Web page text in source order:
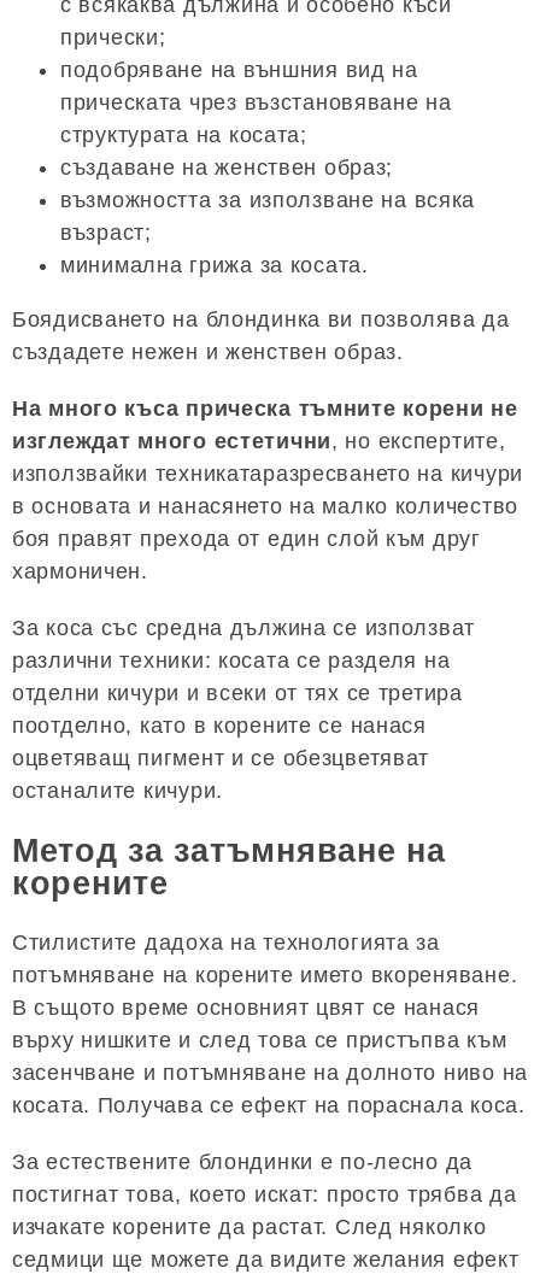
с всякаква дължина и особено къси
прически;
подобряване на външния вид на
прическата чрез възстановяване на
структурата на косата;
създаване на женствен образ;
възможността за използване на всяка
възраст;
минимална грижа за косата.
Боядисването на блондинка ви позволява да
създадете нежен и женствен образ.
На много къса прическа тъмните корени не
изглеждат много естетични, но експертите,
използвайки техникатаразресването на кичури
в основата и нанасянето на малко количество
боя правят прехода от един слой към друг
хармоничен.
За коса със средна дължина се използват
различни техники: косата се разделя на
отделни кичури и всеки от тях се третира
поотделно, като в корените се нанася
оцветяващ пигмент и се обезцветяват
останалите кичури.
Метод за затъмняване на
корените
Стилистите дадоха на технологията за
потъмняване на корените името вкореняване.
В същото време основният цвят се нанася
върху нишките и след това се пристъпва към
засенчване и потъмняване на долното ниво на
косата. Получава се ефект на пораснала коса.
За естествените блондинки е по-лесно да
постигнат това, което искат: просто трябва да
изчакате корените да растат. След няколко
седмици ще можете да видите желания ефект